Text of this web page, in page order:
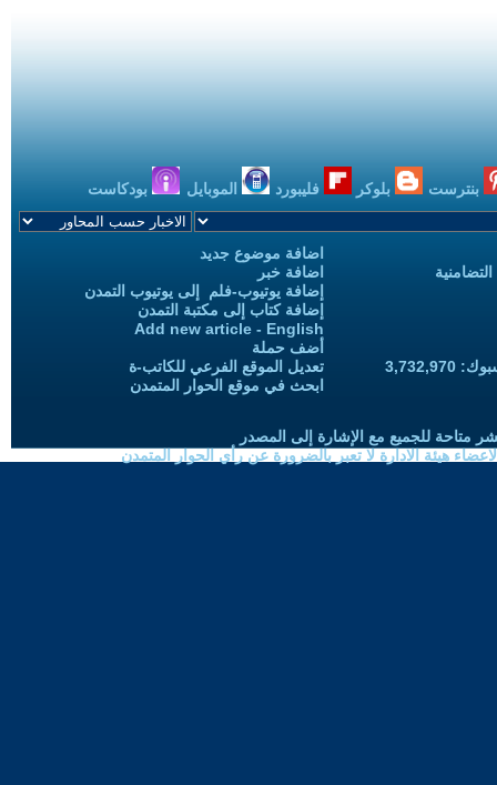
بنترست بلوكر فليبورد الموبايل بودكاست
اضافة موضوع جديد
اضافة خبر
إضافة يوتيوب-فلم إلى يوتيوب التمدن
إضافة كتاب إلى مكتبة التمدن
Add new article - English
أضف حملة
تعديل الموقع الفرعي للكاتب-ة
ابحث في موقع الحوار المتمدن
متاحة للجميع مع الإشارة إلى المصدر
هيئة الادارة لا تعبر بالضرورة عن رأي الحوار المتمدن